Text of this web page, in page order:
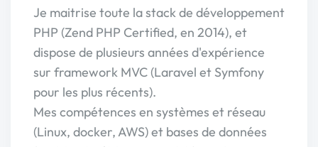
Je maitrise toute la stack de développement
PHP (Zend PHP Certified, en 2014), et
dispose de plusieurs années d'expérience
sur framework MVC (Laravel et Symfony
pour les plus récents).
Mes compétences en systèmes et réseau
(Linux, docker, AWS) et bases de données